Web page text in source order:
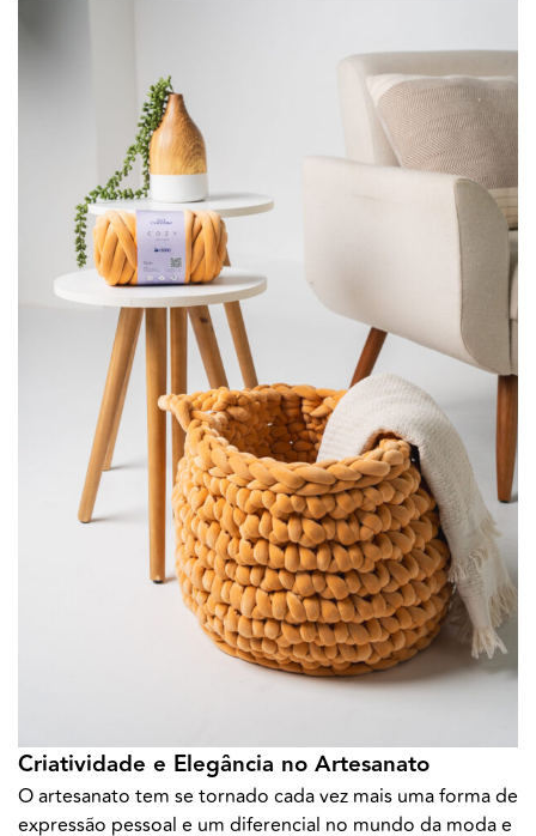
Criatividade e Elegância no Artesanato
O artesanato tem se tornado cada vez mais uma forma de
expressão pessoal e um diferencial no mundo da moda e